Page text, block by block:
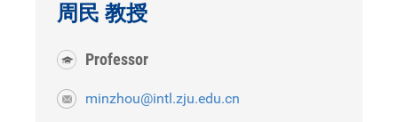
周民 教授
Professor
minzhou@intl.zju.edu.cn